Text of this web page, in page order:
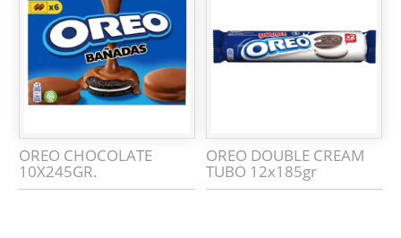
OREO CHOCOLATE
10X245GR.
OREO DOUBLE CREAM
TUBO 12x185gr